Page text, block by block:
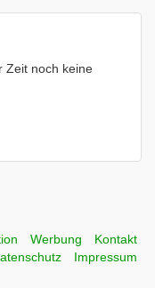
Zeit noch keine
Werbung
Kontakt
Impressum